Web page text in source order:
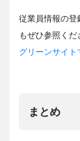
従業員情報の登
もぜひ参照くだ
グリーンサイト
まとめ